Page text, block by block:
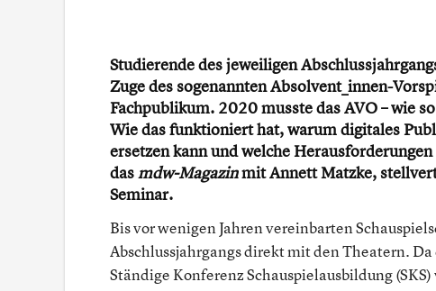
Studierende des jeweiligen
Zuge des sogenannten Absolvent_innen-
Fachpublikum. 2020 musste das AVO – wie
Wie das funktioniert hat, warum digitales
ersetzen kann und welche
das mdw-Magazinmit Annett Matzke,
Seminar.
Bis vor wenigen Jahren vereinbarten
Abschlussjahrgangs direkt mit den Theatern.
Ständige Konferenz Schauspielausbildung